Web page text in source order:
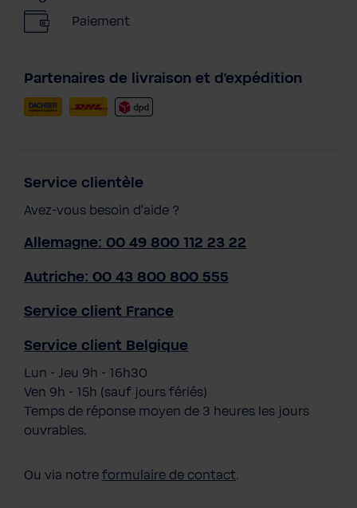
Paiement
Partenaires de livraison et d'expédition
Service clientèle
Avez-vous besoin d'aide ?
Allemagne: 00 49 800 112 23 22
Autriche: 00 43 800 800 555
Service client France
Service client Belgique
Lun - Jeu 9h - 16h30
Ven 9h - 15h (sauf jours fériés)
Temps de réponse moyen de 3 heures les jours
ouvrables.
Ou via notre formulaire de contact.